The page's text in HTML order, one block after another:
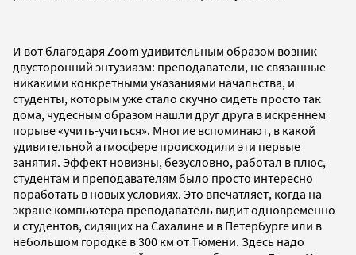
И вот благодаря Zoom удивительным образом возник
двусторонний энтузиазм: преподаватели, не связанные
никакими конкретными указаниями начальства, и
студенты, которым уже стало скучно сидеть просто так
дома, чудесным образом нашли друг друга в искреннем
порыве «учить-учиться». Многие вспоминают, в какой
удивительной атмосфере происходили эти первые
занятия. Эффект новизны, безусловно, работал в плюс,
студентам и преподавателям было просто интересно
поработать в новых условиях. Это впечатляет, когда на
экране компьютера преподаватель видит одновременно
и студентов, сидящих на Сахалине и в Петербурге или в
небольшом городке в 300 км от Тюмени. Здесь надо